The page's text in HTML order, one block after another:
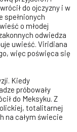
do ojczyzny i w
spełnionych
o młodej
odwiedza
uwieść. Viridiana
więc poświęca się
Kiedy
próbowały
do Meksyku. Z
totalitarnej
na całym świecie